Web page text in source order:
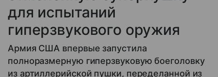
для испытаний
гиперзвукового оружия
Армия США впервые запустила
полноразмерную гиперзвуковую боеголовку
из артиллерийской пушки, переделанной из